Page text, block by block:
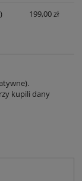
199,00 zł
kupili dany